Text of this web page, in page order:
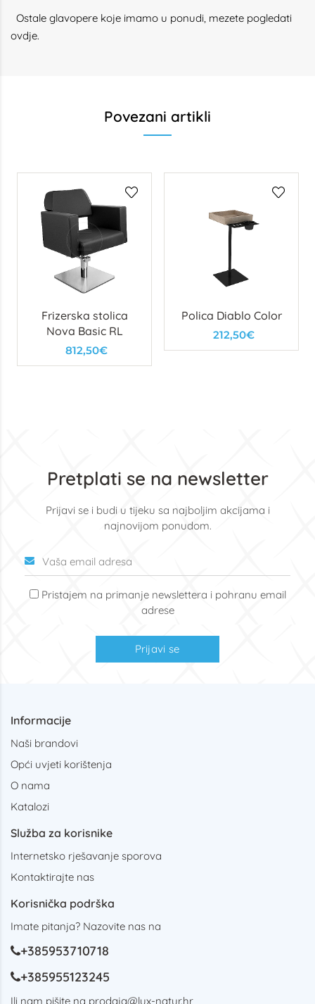
Ostale glavopere koje imamo u ponudi, mezete pogledati
ovdje.
Povezani artikli
Frizerska stolica
Nova Basic RL
812,50€
Polica Diablo Color
212,50€
Pretplati se na newsletter
Prijavi se i budi u tijeku sa najboljim akcijama i
najnovijom ponudom.
Pristajem na primanje newslettera i pohranu email
adrese
Prijavi se
Informacije
Naši brandovi
Opći uvjeti korištenja
O nama
Katalozi
Služba za korisnike
Internetsko rješavanje sporova
Kontaktirajte nas
Korisnička podrška
Imate pitanja? Nazovite nas na
+385953710718
+385955123245
Ili nam pišite na prodaja@lux-natur.hr